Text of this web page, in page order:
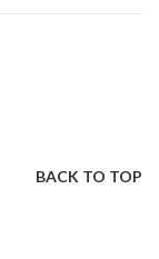
BACK TO TOP